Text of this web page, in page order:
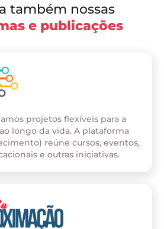
também nossas
e publicações
projetos flexíveis para a
longo da vida. A plataforma
reúne cursos, eventos,
e outras iniciativas.